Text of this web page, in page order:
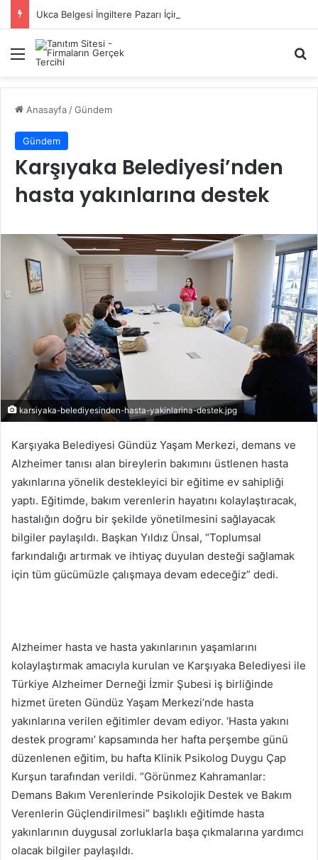
Ukca Belgesi İngiltere Pazarı İçin Yeni Uygunluk İşareti
Menü
Anasayfa /Gündem
Gündem
Karşıyaka Belediyesi’nden
hasta yakınlarına destek
karsiyaka-belediyesinden-hasta-yakinlarina-destek.jpg
Karşıyaka Belediyesi Gündüz Yaşam Merkezi, demans ve
Alzheimer tanısı alan bireylerin bakımını üstlenen hasta
yakınlarına yönelik destekleyici bir eğitime ev sahipliği
yaptı. Eğitimde, bakım verenlerin hayatını kolaylaştıracak,
hastalığın doğru bir şekilde yönetilmesini sağlayacak
bilgiler paylaşıldı. Başkan Yıldız Ünsal, “Toplumsal
farkındalığı artırmak ve ihtiyaç duyulan desteği sağlamak
için tüm gücümüzle çalışmaya devam edeceğiz” dedi.
Alzheimer hasta ve hasta yakınlarının yaşamlarını
kolaylaştırmak amacıyla kurulan ve Karşıyaka Belediyesi ile
Türkiye Alzheimer Derneği İzmir Şubesi iş birliğinde
hizmet üreten Gündüz Yaşam Merkezi’nde hasta
yakınlarına verilen eğitimler devam ediyor. ‘Hasta yakını
destek programı’ kapsamında her hafta perşembe günü
düzenlenen eğitim, bu hafta Klinik Psikolog Duygu Çap
Kurşun tarafından verildi. “Görünmez Kahramanlar:
Demans Bakım Verenlerinde Psikolojik Destek ve Bakım
Verenlerin Güçlendirilmesi” başlıklı eğitimde hasta
yakınlarının duygusal zorluklarla başa çıkmalarına yardımcı
olacak bilgiler paylaşıldı.